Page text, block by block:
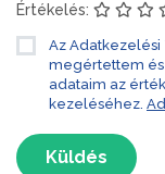
Értékelés:
Az
megértettem és
adataim az
kezeléséhez.
Küldés